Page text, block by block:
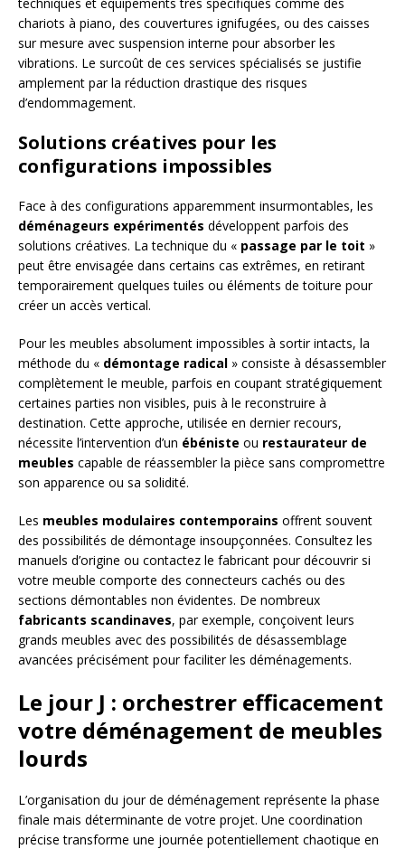
chariots à piano, des couvertures ignifugées, ou des caisses
sur mesure avec suspension interne pour absorber les
vibrations. Le surcoût de ces services spécialisés se justifie
amplement par la réduction drastique des risques
d’endommagement.
Solutions créatives pour les
configurations impossibles
Face à des configurations apparemment insurmontables, les
déménageurs expérimentés développent parfois des
solutions créatives. La technique du « passage par le toit »
peut être envisagée dans certains cas extrêmes, en retirant
temporairement quelques tuiles ou éléments de toiture pour
créer un accès vertical.
Pour les meubles absolument impossibles à sortir intacts, la
méthode du « démontage radical » consiste à désassembler
complètement le meuble, parfois en coupant stratégiquement
certaines parties non visibles, puis à le reconstruire à
destination. Cette approche, utilisée en dernier recours,
nécessite l’intervention d’un ébéniste ou restaurateur de
meubles capable de réassembler la pièce sans compromettre
son apparence ou sa solidité.
Les meubles modulaires contemporains offrent souvent
des possibilités de démontage insoupçonnées. Consultez les
manuels d’origine ou contactez le fabricant pour découvrir si
votre meuble comporte des connecteurs cachés ou des
sections démontables non évidentes. De nombreux
fabricants scandinaves, par exemple, conçoivent leurs
grands meubles avec des possibilités de désassemblage
avancées précisément pour faciliter les déménagements.
Le jour J : orchestrer efficacement
votre déménagement de meubles
lourds
L’organisation du jour de déménagement représente la phase
finale mais déterminante de votre projet. Une coordination
précise transforme une journée potentiellement chaotique en